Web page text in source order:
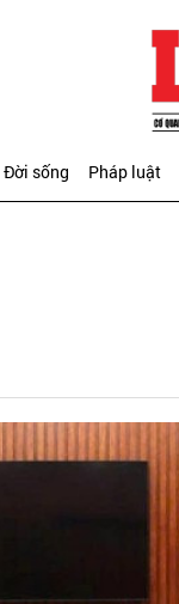
Đời sống Pháp luật